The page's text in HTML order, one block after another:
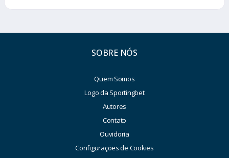
SOBRE NÓS
Quem Somos
Logo da Sportingbet
Autores
Contato
Ouvidoria
Configurações de Cookies